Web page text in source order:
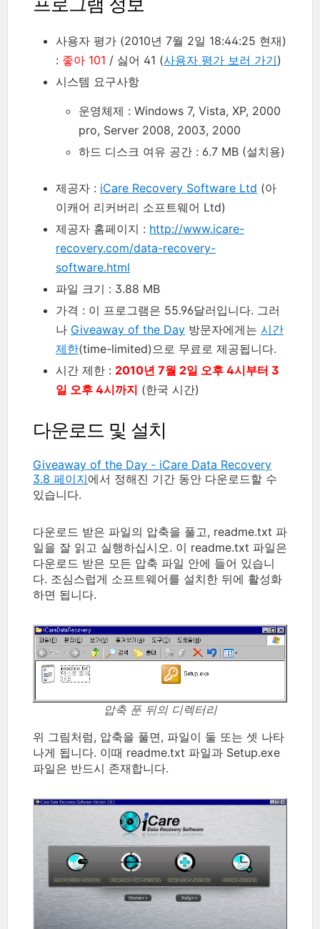
사용자 평가 (2010년 7월 2일 18:44:25 현재)
: 좋아 101 / 싫어 41 (사용자 평가 보러 가기)
시스템 요구사항
운영체제 : Windows 7, Vista, XP, 2000
pro, Server 2008, 2003, 2000
하드 디스크 여유 공간 : 6.7 MB (설치용)
제공자 : iCare Recovery Software Ltd (아
이캐어 리커버리 소프트웨어 Ltd)
제공자 홈페이지 : http://www.icare-
recovery.com/data-recovery-
software.html
파일 크기 : 3.88 MB
가격 : 이 프로그램은 55.96달러입니다. 그러
나 Giveaway of the Day 방문자에게는 시간
제한(time-limited)으로 무료로 제공됩니다.
시간 제한 : 2010년 7월 2일 오후 4시부터 3
일 오후 4시까지 (한국 시간)
다운로드 및 설치
Giveaway of the Day - iCare Data Recovery
3.8 페이지에서 정해진 기간 동안 다운로드할 수
있습니다.
다운로드 받은 파일의 압축을 풀고, readme.txt 파
일을 잘 읽고 실행하십시오. 이 readme.txt 파일은
다운로드 받은 모든 압축 파일 안에 들어 있습니
다. 조심스럽게 소프트웨어를 설치한 뒤에 활성화
하면 됩니다.
압축 푼 뒤의 디렉터리
위 그림처럼, 압축을 풀면, 파일이 둘 또는 셋 나타
나게 됩니다. 이때 readme.txt 파일과 Setup.exe
파일은 반드시 존재합니다.